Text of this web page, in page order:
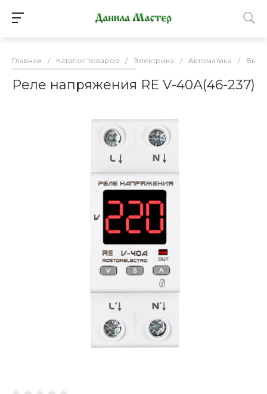
Главная / Каталог товаров / Электрика / Автоматика /
Реле напряжения RE V-40А(46-237)